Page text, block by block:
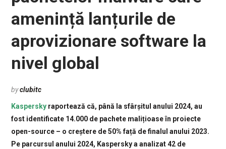
amenință lanțurile de
aprovizionare software la
nivel global
byclubitc
Kasperskyraportează că, până la sfârșitul anului 2024, au
fost identificate 14.000 de pachete malițioase în proiecte
open-source – o creștere de 50% față de finalul anului 2023.
Pe parcursul anului 2024, Kaspersky a analizat 42 de